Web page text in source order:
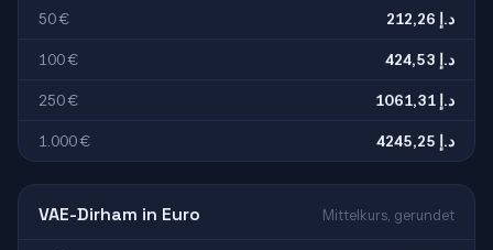
50 € 212,26 د.إ
100 € 424,53 د.إ
250 € 1061,31 د.إ
1.000 € 4245,25 د.إ
VAE-Dirham in Euro Mittelkurs, gerundet